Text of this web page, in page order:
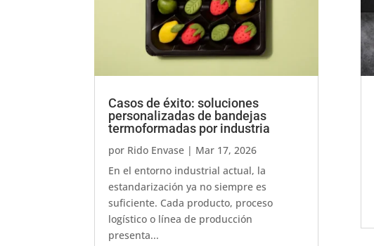
Casos de éxito: soluciones
personalizadas de bandejas
termoformadas por industria
por Rido Envase | Mar 17, 2026
En el entorno industrial actual, la
estandarización ya no siempre es
suficiente. Cada producto, proceso
logístico o línea de producción
presenta...